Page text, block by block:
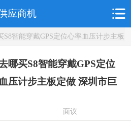
应商机
智能穿戴GPS定位心率血压计步主板
公司
哪买S8智能穿戴GPS定位
压计步主板定做 深圳市巨
面议